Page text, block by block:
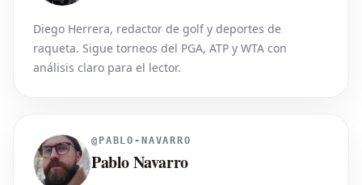
Diego Herrera, redactor de golf y deportes de
raqueta. Sigue torneos del PGA, ATP y WTA con
análisis claro para el lector.
@ PABLO-NAVARRO
Pablo Navarro